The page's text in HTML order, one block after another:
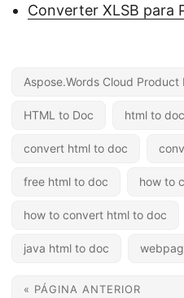
Converter XLSB para
Aspose.Words Cloud Product
HTML to Doc html to
convert html to doc
free html to doc how to
how to convert html to doc
java html to doc
« PÁGINA ANTERIOR